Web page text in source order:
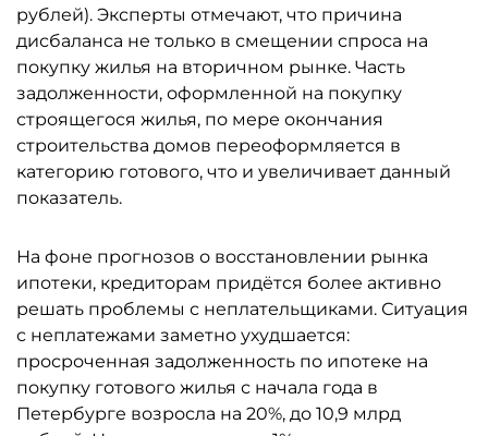
рублей). Эксперты отмечают, что причина
дисбаланса не только в смещении спроса на
покупку жилья на вторичном рынке. Часть
задолженности, оформленной на покупку
строящегося жилья, по мере окончания
строительства домов переоформляется в
категорию готового, что и увеличивает данный
показатель.
На фоне прогнозов о восстановлении рынка
ипотеки, кредиторам придётся более активно
решать проблемы с неплательщиками. Ситуация
с неплатежами заметно ухудшается:
просроченная задолженность по ипотеке на
покупку готового жилья с начала года в
Петербурге возросла на 20%, до 10,9 млрд